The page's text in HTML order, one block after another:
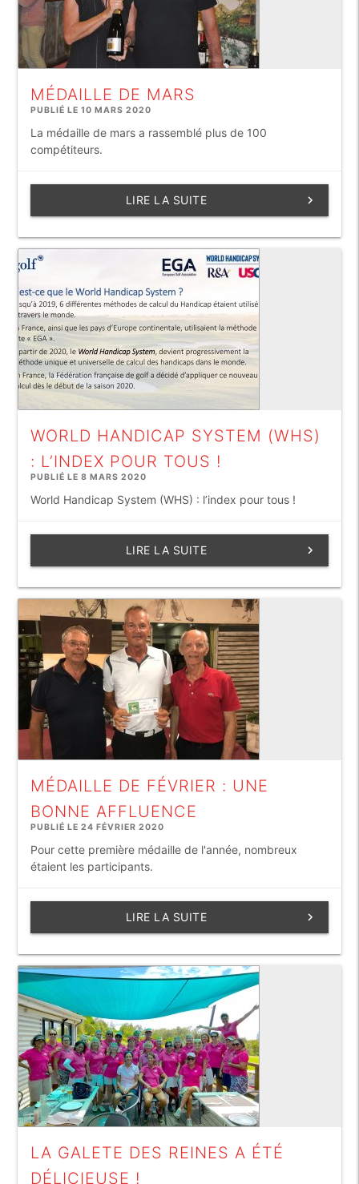
MÉDAILLE DE MARS
PUBLIÉ LE 10 MARS 2020
La médaille de mars a rassemblé plus de 100
compétiteurs.
keyboard_arrow_right
LIRE LA SUITE
WORLD HANDICAP SYSTEM (WHS)
: L’INDEX POUR TOUS !
PUBLIÉ LE 8 MARS 2020
World Handicap System (WHS) : l’index pour tous !
keyboard_arrow_right
LIRE LA SUITE
MÉDAILLE DE FÉVRIER : UNE
BONNE AFFLUENCE
PUBLIÉ LE 24 FÉVRIER 2020
Pour cette première médaille de l'année, nombreux
étaient les participants.
keyboard_arrow_right
LIRE LA SUITE
LA GALETE DES REINES A ÉTÉ
DÉLICIEUSE !